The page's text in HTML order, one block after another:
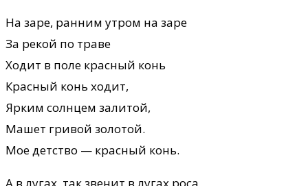
На заре, ранним yтром на заре
За рекой по траве
Ходит в поле красный конь
Красный конь ходит,
Ярким солнцем залитой,
Машет гривой золотой.
Мое детство — красный конь.
А в лyгах, так звенит в лyгах роса,